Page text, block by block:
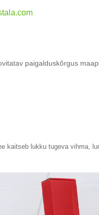
paigalduskõrgus
kaitseb lukku tugeva vihma,